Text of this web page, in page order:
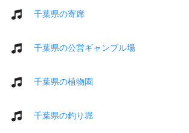
千葉県の寄席
千葉県の公営ギャンブル場
千葉県の植物園
千葉県の釣り堀